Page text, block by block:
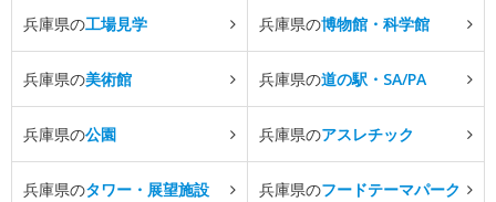
兵庫県の工場見学 兵庫県の博物館・科学館
兵庫県の美術館 兵庫県の道の駅・SA/PA
兵庫県の公園 兵庫県のアスレチック
兵庫県のタワー・展望施設 兵庫県のフードテーマパーク